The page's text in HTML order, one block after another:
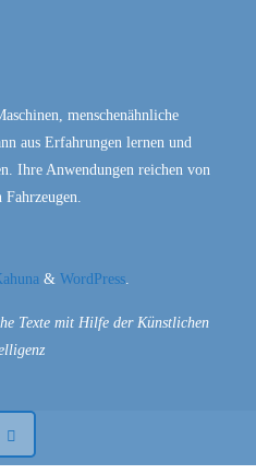
menschenähnliche
aus Erfahrungen lernen und
Ihre Anwendungen reichen von
& WordPress.
Texte mit Hilfe der Künstlichen